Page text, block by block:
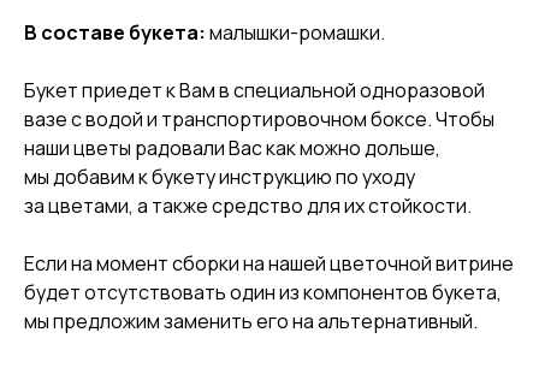
В составе букета: малышки-ромашки.
Букет приедет к Вам в специальной одноразовой
вазе с водой и транспортировочном боксе. Чтобы
наши цветы радовали Вас как можно дольше,
мы добавим к букету инструкцию по уходу
за цветами, а также средство для их стойкости.
Если на момент сборки на нашей цветочной витрине
будет отсутствовать один из компонентов букета,
мы предложим заменить его на альтернативный.